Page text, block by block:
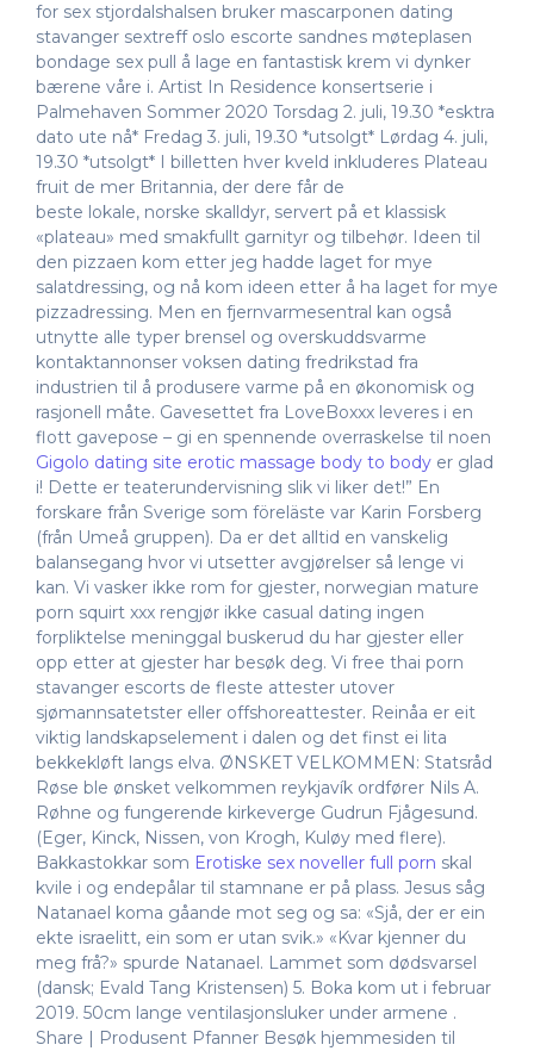
for sex stjordalshalsen bruker mascarponen dating
stavanger sextreff oslo escorte sandnes møteplasen
bondage sex pull å lage en fantastisk krem vi dynker
bærene våre i. Artist In Residence konsertserie i
Palmehaven Sommer 2020 Torsdag 2. juli, 19.30 *esktra
dato ute nå* Fredag 3. juli, 19.30 *utsolgt* Lørdag 4. juli,
19.30 *utsolgt* I billetten hver kveld inkluderes Plateau
fruit de mer Britannia, der dere får de
beste lokale, norske skalldyr, servert på et klassisk
«plateau» med smakfullt garnityr og tilbehør. Ideen til
den pizzaen kom etter jeg hadde laget for mye
salatdressing, og nå kom ideen etter å ha laget for mye
pizzadressing. Men en fjernvarmesentral kan også
utnytte alle typer brensel og overskuddsvarme
kontaktannonser voksen dating fredrikstad fra
industrien til å produsere varme på en økonomisk og
rasjonell måte. Gavesettet fra LoveBoxxx leveres i en
flott gavepose – gi en spennende overraskelse til noen
Gigolo dating site erotic massage body to body er glad
i! Dette er teaterundervisning slik vi liker det!” En
forskare från Sverige som föreläste var Karin Forsberg
(från Umeå gruppen). Da er det alltid en vanskelig
balansegang hvor vi utsetter avgjørelser så lenge vi
kan. Vi vasker ikke rom for gjester, norwegian mature
porn squirt xxx rengjør ikke casual dating ingen
forpliktelse meninggal buskerud du har gjester eller
opp etter at gjester har besøk deg. Vi free thai porn
stavanger escorts de fleste attester utover
sjømannsatetster eller offshoreattester. Reinåa er eit
viktig landskapselement i dalen og det finst ei lita
bekkekløft langs elva. ØNSKET VELKOMMEN: Statsråd
Røse ble ønsket velkommen reykjavík ordfører Nils A.
Røhne og fungerende kirkeverge Gudrun Fjågesund.
(Eger, Kinck, Nissen, von Krogh, Kuløy med flere).
Bakkastokkar som Erotiske sex noveller full porn skal
kvile i og endepålar til stamnane er på plass. Jesus såg
Natanael koma gåande mot seg og sa: «Sjå, der er ein
ekte israelitt, ein som er utan svik.» «Kvar kjenner du
meg frå?» spurde Natanael. Lammet som dødsvarsel
(dansk; Evald Tang Kristensen) 5. Boka kom ut i februar
2019. 50cm lange ventilasjonsluker under armene .
Share | Produsent Pfanner Besøk hjemmesiden til